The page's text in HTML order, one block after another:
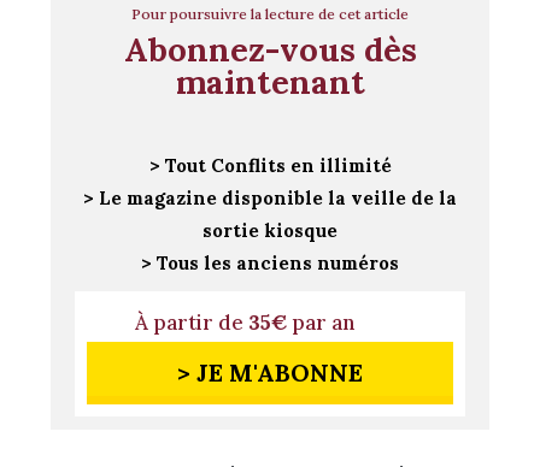
Pour poursuivre la lecture de cet article
Abonnez-vous dès
maintenant
> Tout Conflits en illimité
> Le magazine disponible la veille de la
sortie kiosque
> Tous les anciens numéros
À partir de 35€par an
> JE M'ABONNE